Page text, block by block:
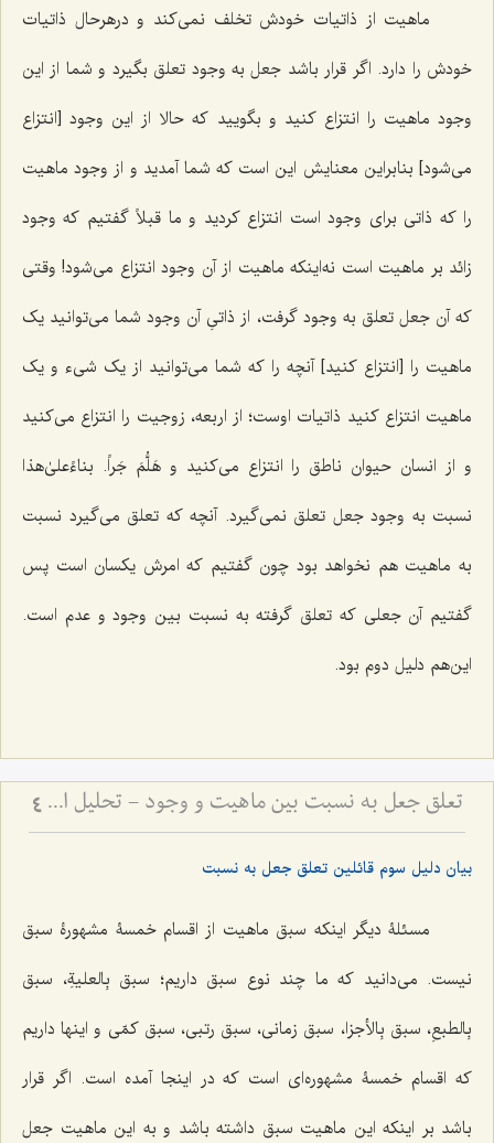
ماهیت از ذاتیات خودش تخلف نمی‌کند و درهرحال ذاتیات
خودش را دارد. اگر قرار باشد جعل به وجود تعلق بگیرد و شما از این
وجود ماهیت را انتزاع کنید و بگویید که حالا از این وجود [انتزاع
می‌شود] بنابراین معنایش این است که شما آمدید و از وجود ماهیت
را که ذاتی برای وجود است انتزاع کردید و ما قبلاً گفتیم که وجود
زائد بر ماهیت است نه‌اینکه ماهیت از آن وجود انتزاع می‌شود! وقتی
که آن جعل تعلق به وجود گرفت، از ذاتیِ آن وجود شما می‌توانید یک
ماهیت را [انتزاع کنید] آنچه را که شما می‌توانید از یک شیء و یک
ماهیت انتزاع کنید ذاتیات اوست؛ از اربعه، زوجیت را انتزاع می‌کنید
و از انسان حیوان ناطق را انتزاع می‌کنید وهَلُّمَ جَراً. بناءًعلیٰ‌هذا
نسبت به وجود جعل تعلق نمی‌گیرد. آنچه که تعلق می‌گیرد نسبت
به ماهیت هم نخواهد بود چون گفتیم که امرش یکسان است پس
گفتیم آن جعلی که تعلق گرفته به نسبت بین وجود و عدم است.
این‌هم دلیل دوم بود.
تعلق جعل به نسبت بین ماهیت و وجود - تحلیل ادله قائلین به جعل نسبت و نقد مبانی فلسفی آن 4
بیان دلیل سوم قائلین تعلق جعل به نسبت
مسئلۀ دیگر اینکه سبق ماهیت از اقسام خمسۀ مشهورۀ سبق
نیست. می‌دانید که ما چند نوع سبق داریم؛ سبق بِالعلیةِ، سبق
بِالطبعِ، سبق بِالأجزا، سبق زمانی، سبق رتبی، سبق کمّی و اینها داریم
که اقسام خمسۀ مشهوره‌ای است که در اینجا آمده است. اگر قرار
باشد بر اینکه این ماهیت سبق داشته باشد و به این ماهیت جعل